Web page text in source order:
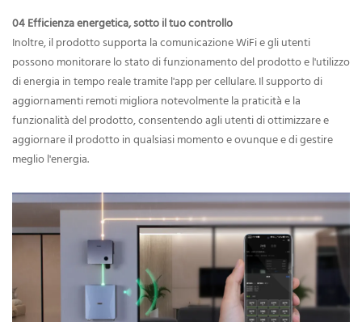
04 Efficienza energetica, sotto il tuo controllo
Inoltre, il prodotto supporta la comunicazione WiFi e gli utenti
possono monitorare lo stato di funzionamento del prodotto e l'utilizzo
di energia in tempo reale tramite l'app per cellulare. Il supporto di
aggiornamenti remoti migliora notevolmente la praticità e la
funzionalità del prodotto, consentendo agli utenti di ottimizzare e
aggiornare il prodotto in qualsiasi momento e ovunque e di gestire
meglio l'energia.